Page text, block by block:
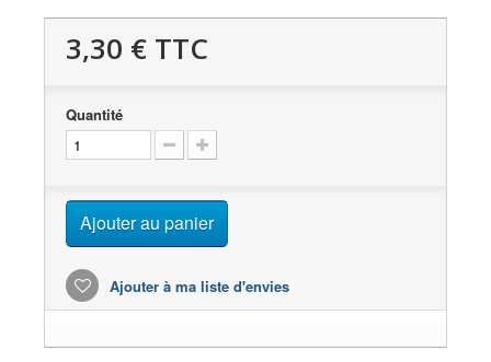
3,30 € TTC
Quantité
Ajouter au panier
Ajouter à ma liste d'envies